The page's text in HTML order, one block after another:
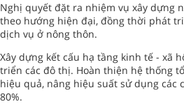
Nghị quyết đặt ra nhiệm vụ xây dựng
theo hướng hiện đại, đồng thời phát
dịch vụ ở nông thôn.
Xây dựng kết cấu hạ tầng kinh tế - xã
triển các đô thị. Hoàn thiện hệ thống
hiệu quả, nâng hiệu suất sử dụng
80%.